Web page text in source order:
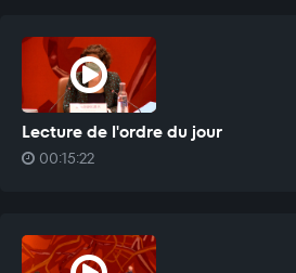
Lecture de l'ordre du jour
00:15:22